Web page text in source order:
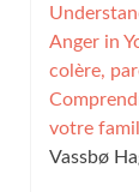
Anger in
colère,
votre
Vassbø